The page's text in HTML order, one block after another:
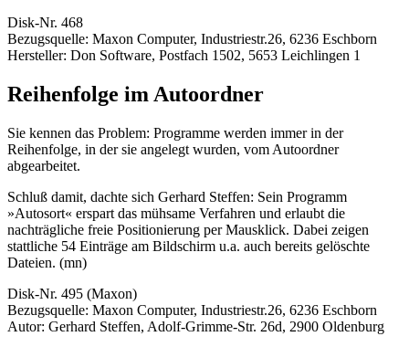
Disk-Nr. 468
Bezugsquelle: Maxon Computer, Industriestr.26, 6236 Eschborn
Hersteller: Don Software, Postfach 1502, 5653 Leichlingen 1
Reihenfolge im Autoordner
Sie kennen das Problem: Programme werden immer in der
Reihenfolge, in der sie angelegt wurden, vom Autoordner
abgearbeitet.
Schluß damit, dachte sich Gerhard Steffen: Sein Programm
»Autosort« erspart das mühsame Verfahren und erlaubt die
nachträgliche freie Positionierung per Mausklick. Dabei zeigen
stattliche 54 Einträge am Bildschirm u.a. auch bereits gelöschte
Dateien. (mn)
Disk-Nr. 495 (Maxon)
Bezugsquelle: Maxon Computer, Industriestr.26, 6236 Eschborn
Autor: Gerhard Steffen, Adolf-Grimme-Str. 26d, 2900 Oldenburg